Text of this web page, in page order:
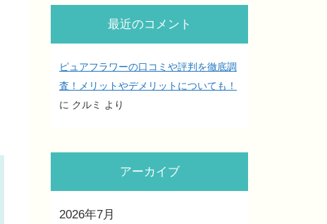
最近のコメント
ピュアフラワーの口コミや評判を徹底調
査！メリットやデメリットについても！
に クルミ より
アーカイブ
2026年7月